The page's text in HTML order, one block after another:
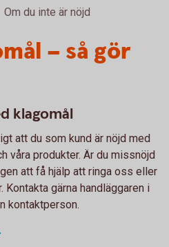
Om du inte är nöjd
– så gör
klagomål
att du som kund är nöjd med
våra produkter. Är du missnöjd
att få hjälp att ringa oss eller
Kontakta gärna handläggaren i
kontaktperson.